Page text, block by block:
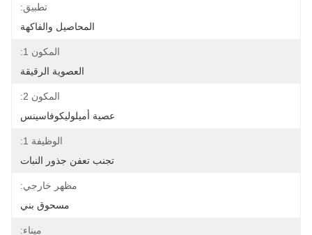
تطبيق:
المحاصيل والفاكهة
المكون 1:
العصوية الرقيقة
المكون 2:
عصية أميلوليكوفاسينس
الوظيفة 1:
تجنب تعفن جذور النبات
مظهر خارجي:
مسحوق بني
ميناء: